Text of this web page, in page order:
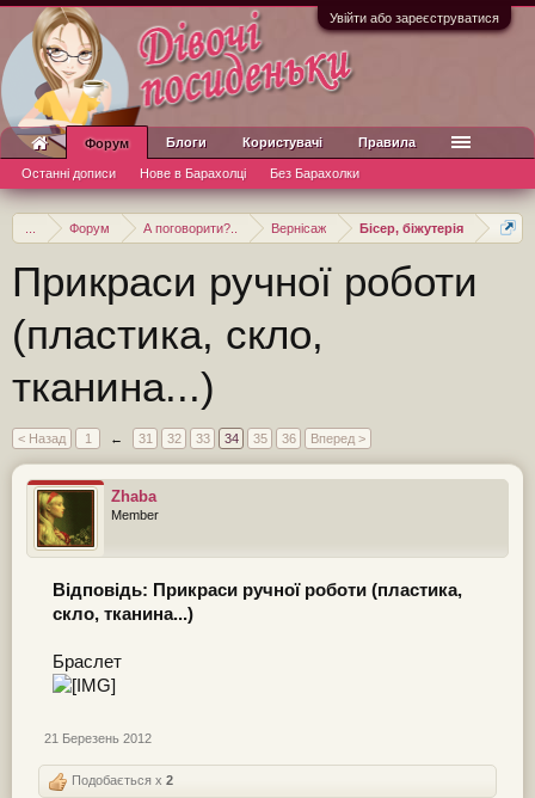
Увійти або зареєструватися
Форум А поговорити?.. Вернісаж Бісер, біжутерія
Прикраси ручної роботи
(пластика, скло,
тканина...)
< Назад 1 ← 31 32 33 34 35 36 Вперед >
Zhaba
Member
Відповідь: Прикраси ручної роботи (пластика,
скло, тканина...)
Браслет
21 Березень 2012
Подобається x 2
Форум
Останні дописи Нове в Барахолці Без Барахолки
Блоги Користувачі Правила